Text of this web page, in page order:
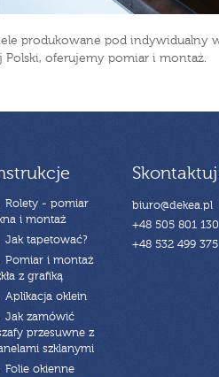
produkowane pod indywidualny
Polski, oferujemy pomiar i montaż.
Rolety - pomiar
i montaż
Jak tapetować?
Pomiar i montaż
z grafiką
Aplikacja oklein
Jak zamówić
przesuwne z
szklanymi
Folie okienne
biuro@dekea.pl
+48 505 801 130
+48 532 499 375